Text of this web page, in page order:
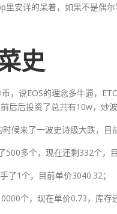
里安详的呆着，如果不是偶
史
，说EOS的理念多牛逼，
后后投资了总共有10w，炒
候来了一波史诗级大跌，目
500多个，现在还剩332个，
了1个，目前单价3040.32；
个，现在单价0.73，库存